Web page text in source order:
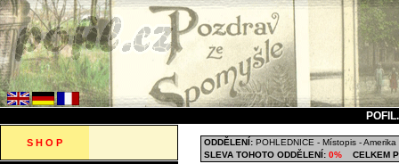
S H O P ODDĚLENÍ: POHLEDNICE - Místopis -Amerika
SLEVA TOHOTO ODDĚLENÍ: 0%
CELKEM